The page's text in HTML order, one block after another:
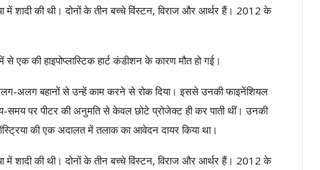
में शादी की थी। दोनों के तीन बच्चे विंस्टन, विराज और आर्थर हैं। 2012 के
की हाइपोप्लास्टिक हार्ट कंडीशन के कारण मौत हो गई।
अलग बहानों से उन्हें काम करने से रोक दिया। इससे उनकी फाइनेंशियल
समय पर पीटर की अनुमति से केवल छोटे प्रोजेक्ट ही कर पाती थीं। उनकी
की एक अदालत में तलाक का आवेदन दायर किया था।
में शादी की थी। दोनों के तीन बच्चे विंस्टन, विराज और आर्थर हैं। 2012 के